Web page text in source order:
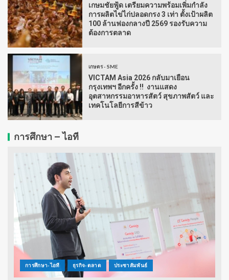
เกษมชัยฟู้ด เตรียมความพร้อมเพิ่มกำลัง
การผลิตไข่ไก่ปลอดกรง 3 เท่า ตั้งเป้าผลิต
100 ล้านฟองกลางปี 2569 รองรับความ
ต้องการตลาด
เกษตร - SME
VICTAM Asia 2026 กลับมาเยือน
กรุงเทพฯ อีกครั้ง !! งานแสดง
อุตสาหกรรมอาหารสัตว์ สุขภาพสัตว์ และ
เทคโนโลยีการสีข้าว
การศึกษา – ไอที
การศึกษา-ไอที ธุรกิจ-ตลาด ประชาสัมพันธ์